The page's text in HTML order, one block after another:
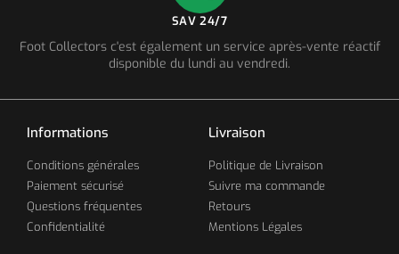
SAV 24/7
Foot Collectors c'est également un service après-vente réactif
disponible du lundi au vendredi.
Informations
Conditions générales
Paiement sécurisé
Questions fréquentes
Confidentialité
Livraison
Politique de Livraison
Suivre ma commande
Retours
Mentions Légales